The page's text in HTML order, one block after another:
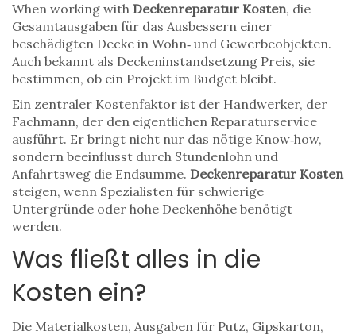
When working with Deckenreparatur Kosten, die
Gesamtausgaben für das Ausbessern einer
beschädigten Decke in Wohn‑ und Gewerbeobjekten.
Auch bekannt als Deckeninstandsetzung Preis, sie
bestimmen, ob ein Projekt im Budget bleibt.
Ein zentraler Kostenfaktor ist der Handwerker, der
Fachmann, der den eigentlichen Reparaturservice
ausführt. Er bringt nicht nur das nötige Know‑how,
sondern beeinflusst durch Stundenlohn und
Anfahrtsweg die Endsumme. Deckenreparatur Kosten
steigen, wenn Spezialisten für schwierige
Untergründe oder hohe Deckenhöhe benötigt
werden.
Was fließt alles in die
Kosten ein?
Die Materialkosten, Ausgaben für Putz, Gipskarton,